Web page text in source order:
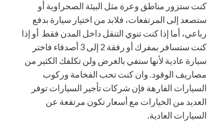
كنت ستزور مناطق وعرة مثل البيئة الصحراوية أو
ستصعد إلى المرتفعات، فلابد من اختيار سيارة بدفع
رباعي، أما إذا كنت تنوي التنقل داخل المدن فقط أو إذا
كنت ستسافر بمفرك أو رفقة 2 إلى 3 أصدقاء فاختر
سيارة عادية لأنها ستفي بالغرض ولن تكلفك الكثير من
مصاريف الوقود. وان كنت تحب الفخامة وركوب
السيارات الفارهة فإن شركات تأجير السيارات توفر
العديد من الخيارات مع أسعار تكون مرتفعة عن
السيارات العادية.